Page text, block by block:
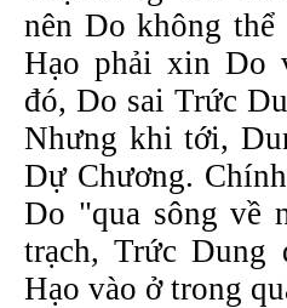
nên Do không
Hạo phải xin Do
đó, Do sai Trức
Nhưng khi tới,
Dự Chương.
Do "qua sông về
trạch, Trức Dung
Hạo vào ở trong